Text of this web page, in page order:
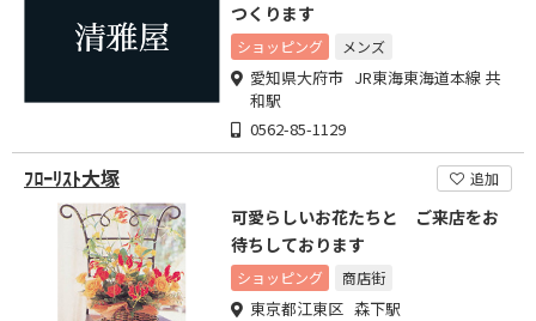
つくります
ショッピング メンズ
愛知県大府市 JR東海東海道本線 共
和駅
0562-85-1129
ﾌﾛｰﾘｽﾄ大塚 追加
可愛らしいお花たちと ご来店をお
待ちしております
ショッピング 商店街
東京都江東区 森下駅